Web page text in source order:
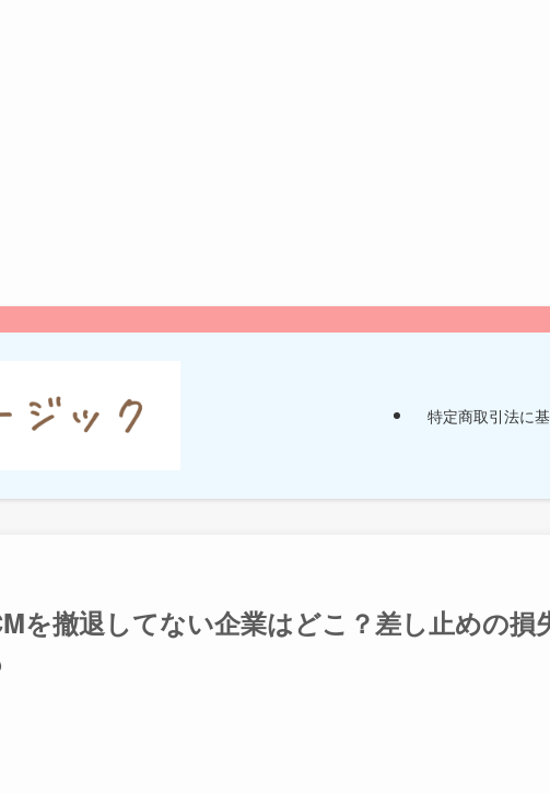
特定商取引法に
を撤退してない企業はどこ？差し止めの損